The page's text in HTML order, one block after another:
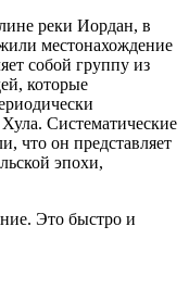
реки Иордан, в
местонахождение
собой группу из
которые
Хула. Систематические
что он представляет
эпохи,
Это быстро и